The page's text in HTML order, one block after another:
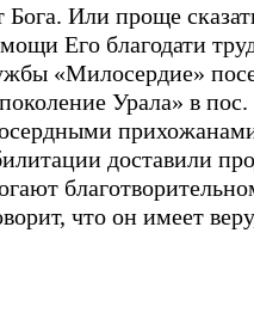
Бога. Или проще
Его благодати
«Милосердие»
Урала» в
доставили
что он имеет